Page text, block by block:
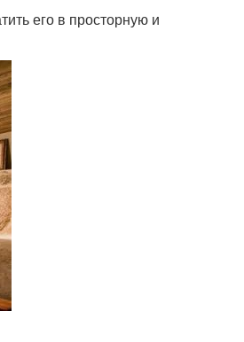
его в просторную и